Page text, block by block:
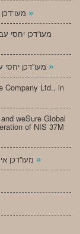
»
»
Company Ltd., in
weSure Global
of NIS 37M
»